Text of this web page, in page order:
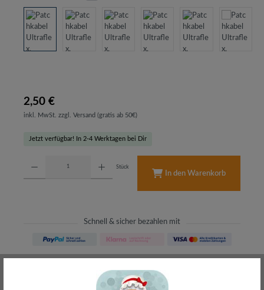
2,50 €
inkl. MwSt. zzgl. Versand (gratis ab 50€)
Jetzt verfügbar! In 2-4 Werktagen bei Dir
Stück
In den Warenkorb
Schnell & sicher bezahlen mit
meist direkt aus Waiblingen